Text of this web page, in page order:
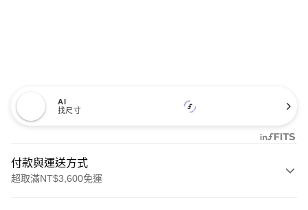
AI
找尺寸
付款與運送方式
超取滿NT$3,600免運